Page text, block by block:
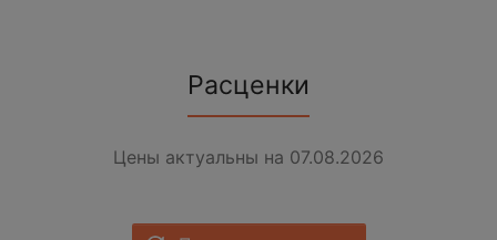
Расценки
Цены актуальны на 07.08.2026